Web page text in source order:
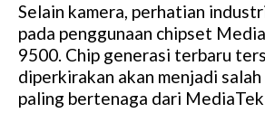
Selain kamera, perhatian
pada penggunaan chipset
9500. Chip generasi terbaru
diperkirakan akan menjadi
paling bertenaga dari